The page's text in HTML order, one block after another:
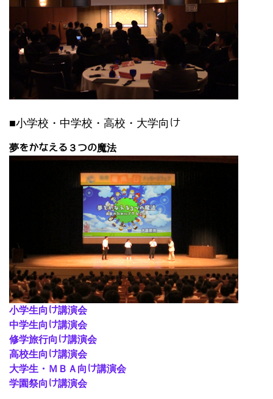
■小学校・中学校・高校・大学向け
夢をかなえる３つの魔法
小学生向け講演会
中学生向け講演会
修学旅行向け講演会
高校生向け講演会
大学生・ＭＢＡ向け講演会
学園祭向け講演会